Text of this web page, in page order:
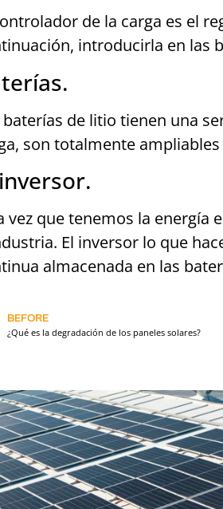
de la carga es el
introducirla en las
baterías de litio tienen una
son totalmente
vez que tenemos la energía
El inversor lo que
almacenada en las
BEFORE
¿Qué es la degradación de los paneles solares?